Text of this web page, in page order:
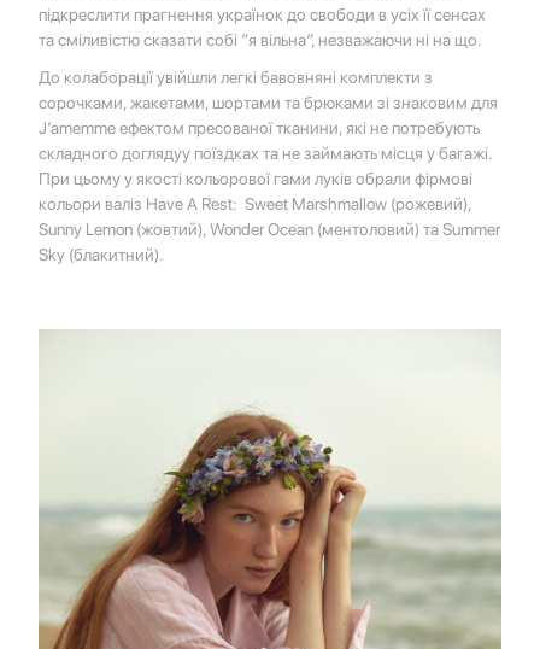
підкреслити прагнення українок до свободи в усіх її сенсах
та сміливістю сказати собі “я вільна”, незважаючи ні на що.
До колаборації увійшли легкі бавовняні комплекти з
сорочками, жакетами, шортами та брюками зі знаковим для
J’amemme ефектом пресованої тканини, які не потребують
складного доглядуу поїздках та не займають місця у багажі.
При цьому у якості кольорової гами луків обрали фірмові
кольори валіз Have A Rest: Sweet Marshmallow (рожевий),
Sunny Lemon (жовтий), Wonder Ocean (ментоловий) та Summer
Sky (блакитний).